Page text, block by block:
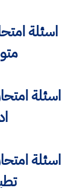
اسئلة
اسئلة
اسئلة